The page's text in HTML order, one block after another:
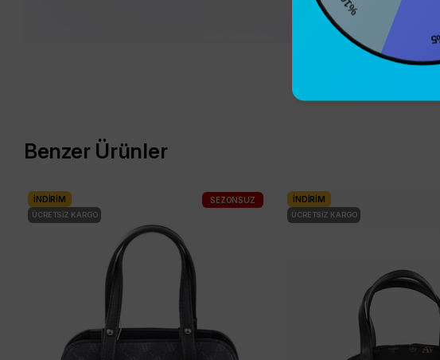
Benzer Ürünler
İNDIRIM
ÜCRETSIZ KARGO
SEZONSUZ İNDIRIM
ÜCRETSIZ KARGO